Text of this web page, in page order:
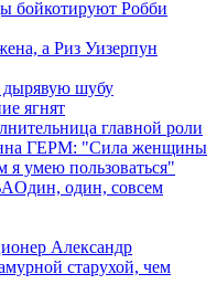
бойкотируют Робби
а Риз Уизерпун
дырявую шубу
ягнят
главной роли
ГЕРМ: "Сила женщины
я умею пользоваться"
Один, один, совсем
Александр
старухой, чем